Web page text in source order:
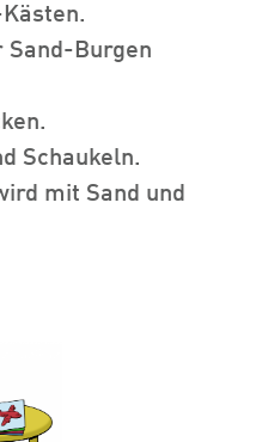
Sand-Burgen
Schaukeln.
mit Sand und